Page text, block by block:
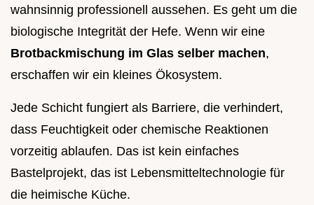
wahnsinnig professionell aussehen. Es geht um die
biologische Integrität der Hefe. Wenn wir eine
Brotbackmischung im Glas selber machen,
erschaffen wir ein kleines Ökosystem.
Jede Schicht fungiert als Barriere, die verhindert,
dass Feuchtigkeit oder chemische Reaktionen
vorzeitig ablaufen. Das ist kein einfaches
Bastelprojekt, das ist Lebensmitteltechnologie für
die heimische Küche.